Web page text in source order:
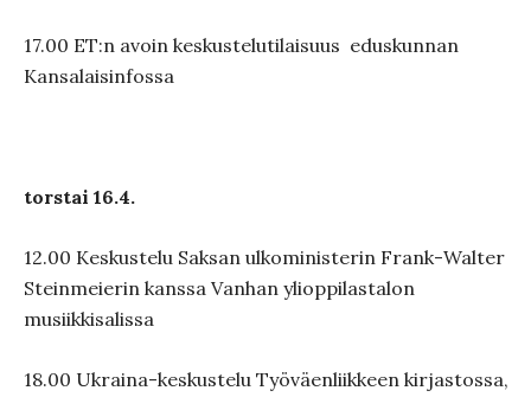
17.00 ET:n avoin keskustelutilaisuus eduskunnan
Kansalaisinfossa
torstai 16.4.
12.00 Keskustelu Saksan ulkoministerin Frank-Walter
Steinmeierin kanssa Vanhan ylioppilastalon
musiikkisalissa
18.00 Ukraina-keskustelu Työväenliikkeen kirjastossa,